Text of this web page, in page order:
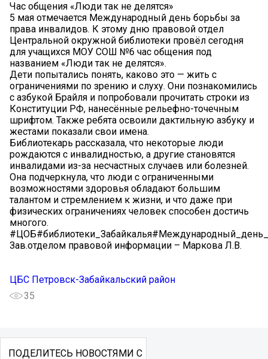
Час общения «Люди так не делятся»
5 мая отмечается Международный день борьбы за
права инвалидов. К этому дню правовой отдел
Центральной окружной библиотеки провёл сегодня
для учащихся МОУ СОШ №6 час общения под
названием «Люди так не делятся».
Дети попытались понять, каково это — жить с
ограничениями по зрению и слуху. Они познакомились
с азбукой Брайля и попробовали прочитать строки из
Конституции РФ, нанесённые рельефно-точечным
шрифтом. Также ребята освоили дактильную азбуку и
жестами показали свои имена.
Библиотекарь рассказала, что некоторые люди
рождаются с инвалидностью, а другие становятся
инвалидами из-за несчастных случаев или болезней.
Она подчеркнула, что люди с ограниченными
возможностями здоровья обладают большим
талантом и стремлением к жизни, и что даже при
физических ограничениях человек способен достичь
многого.
Зав.отделом правовой информации – Маркова Л.В.
ЦБС Петровск-Забайкальский район
35
ПОДЕЛИТЕСЬ НОВОСТЯМИ С